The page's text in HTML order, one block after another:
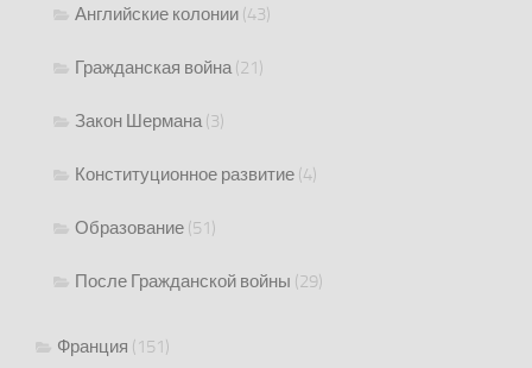
Английские колонии (43)
Гражданская война (21)
Закон Шермана (3)
Конституционное развитие (4)
Образование (51)
После Гражданской войны (29)
Франция (151)